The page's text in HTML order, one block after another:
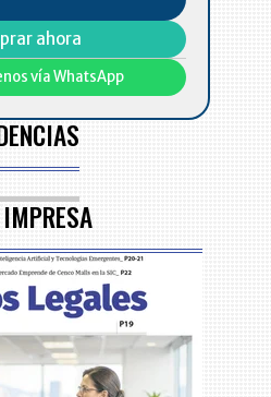
ahora
vía WhatsApp